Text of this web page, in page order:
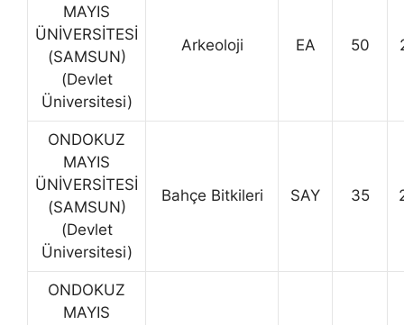
MAYIS
ÜNİVERSİTESİ
(SAMSUN)
(Devlet
Üniversitesi)
Arkeoloji EA 50
ONDOKUZ
MAYIS
ÜNİVERSİTESİ
(SAMSUN)
(Devlet
Üniversitesi)
Bahçe Bitkileri SAY 35
ONDOKUZ
MAYIS